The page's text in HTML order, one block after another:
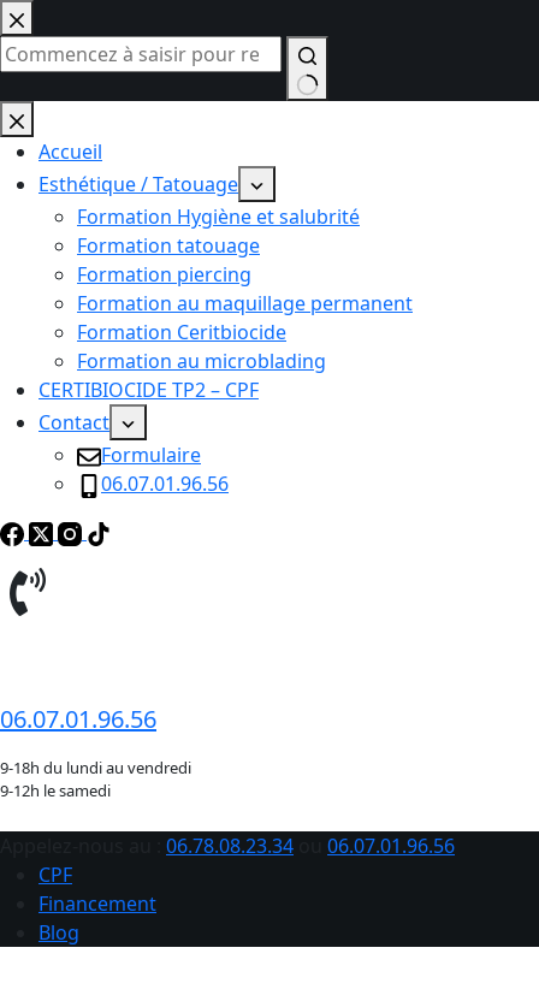
Passer
au
contenu
Aucun
résultatAccueil
Esthétique / Tatouage
Formation Hygiène et salubrité
Formation tatouage
Formation piercing
Formation au maquillage permanent
Formation Ceritbiocide
Formation au microblading
CERTIBIOCIDE TP2 – CPF
Contact
Formulaire
06.07.01.96.56
06.07.01.96.56
9-18h du lundi au vendredi
9-12h le samedi
06.78.08.23.34
06.07.01.96.56
CPF
Financement
Blog